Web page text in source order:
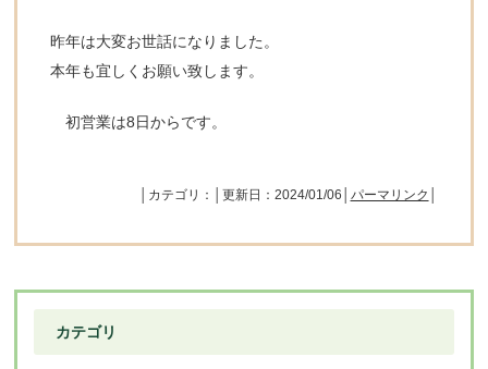
昨年は大変お世話になりました。
本年も宜しくお願い致します。
初営業は8日からです。
│カテゴリ：│更新日：2024/01/06│ パーマリンク
カテゴリ